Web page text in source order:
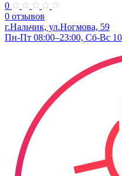
0
0 отзывов
г.Нальчик, ул.Ногмова, 59
Пн-Пт 08:00–23:00, Сб-Вс